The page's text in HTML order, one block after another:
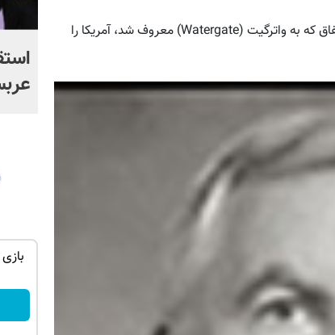
همشهری‌آنلاین - دکتر یونس شکرخواه: تابستان ۱۹۷۲ یک اتفاق که به واترگیت (Watergate) معروف شد، آمریکا را
؛ واکنش مردم را ببینید